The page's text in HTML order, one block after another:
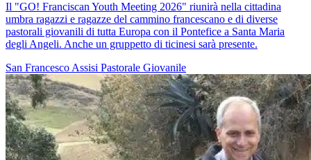
Il "GO! Franciscan Youth Meeting 2026" riunirà nella cittadina
umbra ragazzi e ragazze del cammino francescano e di diverse
pastorali giovanili di tutta Europa con il Pontefice a Santa Maria
degli Angeli. Anche un gruppetto di ticinesi sarà presente.
San Francesco Assisi Pastorale Giovanile